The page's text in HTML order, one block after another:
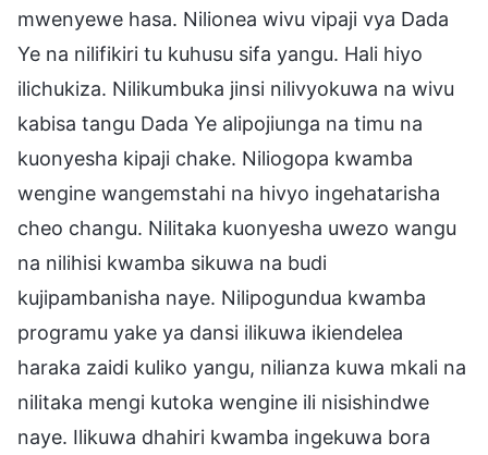
mwenyewe hasa. Nilionea wivu vipaji vya Dada
Ye na nilifikiri tu kuhusu sifa yangu. Hali hiyo
ilichukiza. Nilikumbuka jinsi nilivyokuwa na wivu
kabisa tangu Dada Ye alipojiunga na timu na
kuonyesha kipaji chake. Niliogopa kwamba
wengine wangemstahi na hivyo ingehatarisha
cheo changu. Nilitaka kuonyesha uwezo wangu
na nilihisi kwamba sikuwa na budi
kujipambanisha naye. Nilipogundua kwamba
programu yake ya dansi ilikuwa ikiendelea
haraka zaidi kuliko yangu, nilianza kuwa mkali na
nilitaka mengi kutoka wengine ili nisishindwe
naye. Ilikuwa dhahiri kwamba ingekuwa bora